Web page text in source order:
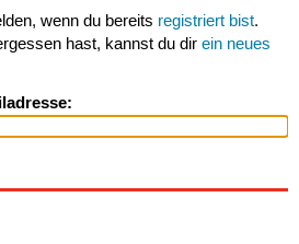
wenn du bereits registriert bist.
hast, kannst du dir ein neues